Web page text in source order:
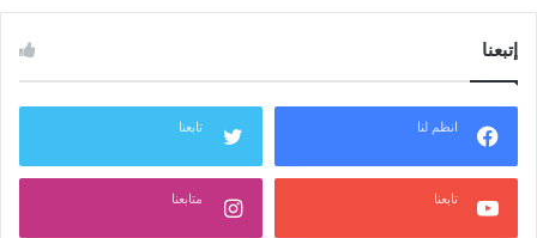
إتبعنا
انظم لنا تابعنا
تابعنا متابعنا